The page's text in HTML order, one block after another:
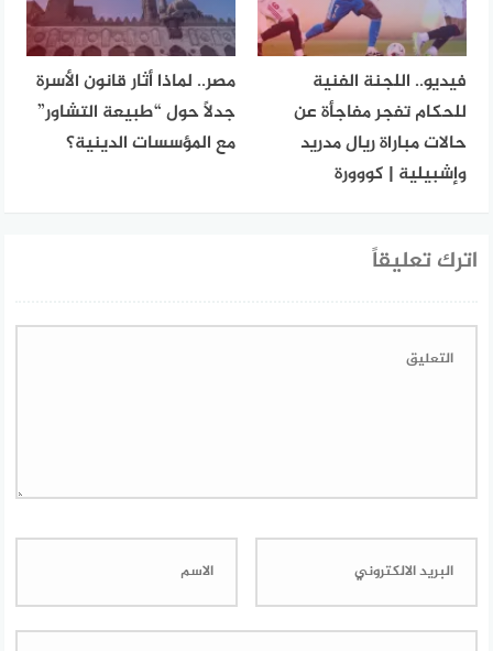
فيديو.. اللجنة الفنية
للحكام تفجر مفاجأة عن
حالات مباراة ريال مدريد
وإشبيلية | كووورة
مصر.. لماذا أثار قانون الأسرة
جدلاً حول “طبيعة التشاور”
مع المؤسسات الدينية؟
اترك تعليقاً